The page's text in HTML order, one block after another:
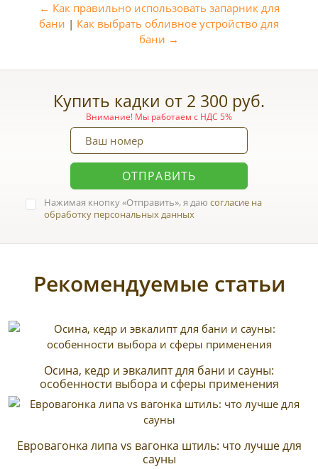
← Как правильно использовать запарник для
бани | Как выбрать обливное устройство для
бани →
Купить кадки от 2 300 руб.
Внимание! Мы работаем с НДС 5%
ОТПРАВИТЬ
Нажимая кнопку Отправить , я даюсогласие на
обработку персональных данных
Рекомендуемые статьи
Осина, кедр и эвкалипт для бани и сауны:
особенности выбора и сферы применения
Евровагонка липа vs вагонка штиль: что лучше для
сауны